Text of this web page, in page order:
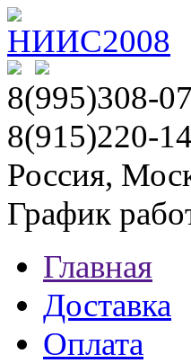
8(995)308-
8(915)220-
Россия,
График
Главная
Доставка
Оплата